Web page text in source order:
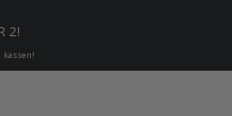
2!